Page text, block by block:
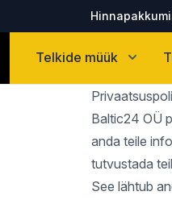
Telkide müük
Baltic24 OÜ
anda teile
tutvustada
See lähtub